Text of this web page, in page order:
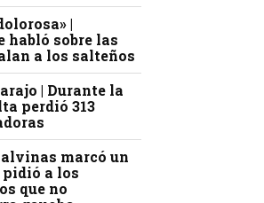
|
habló sobre las
a los salteños
| Durante la
perdió 313
marcó un
a los
que no